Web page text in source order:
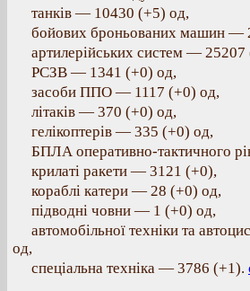
танків — 10430 (+5) од,
бойових броньованих машин —
артилерійських систем —
РСЗВ — 1341 (+0) од,
засоби ППО — 1117 (+0) од,
літаків — 370 (+0) од,
гелікоптерів — 335 (+0) од,
БПЛА оперативно-тактичного
крилаті ракети — 3121 (+0),
кораблі катери — 28 (+0) од,
підводні човни — 1 (+0) од,
автомобільної техніки та
од,
спеціальна техніка — 3786 (+1).